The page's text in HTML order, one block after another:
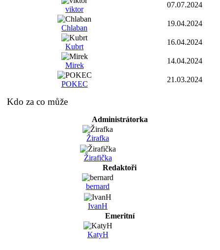
viktor
07.07.2024
Chlaban
19.04.2024
Kubrt
16.04.2024
Mirek
14.04.2024
POKEC
21.03.2024
Kdo za co může
Administrátorka
Žirafka
Žirafička
Redaktoři
bernard
IvanH
Emeritní
KatyH